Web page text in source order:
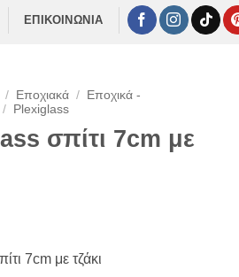
ΕΠΙΚΟΙΝΩΝΙΑ
/ Εποχιακά /
Εποχικά -
/ Plexiglass
σπίτι 7cm με
7cm με τζάκι